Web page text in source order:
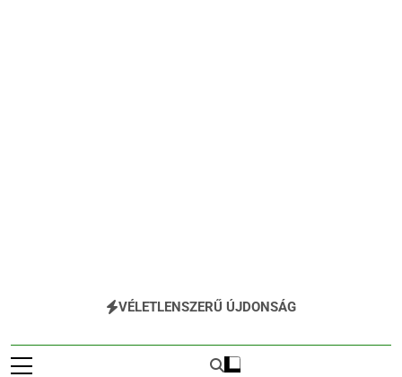
VÉLETLENSZERŰ ÚJDONSÁG